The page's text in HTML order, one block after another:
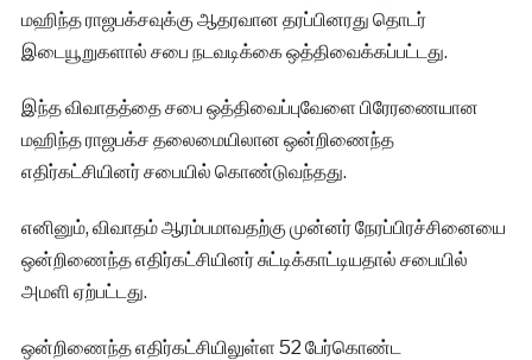
மஹிந்த ராஜபக்சவுக்கு ஆதரவான தரப்பினரது தொடர்
இடையூறுகளால் சபை நடவடிக்கை ஒத்திவைக்கப்பட்டது.
இந்த விவாதத்தை சபை ஒத்திவைப்புவேளை பிரேரணையான
மஹிந்த ராஜபக்ச தலைமையிலான ஒன்றிணைந்த
எதிர்கட்சியினர் சபையில் கொண்டுவந்தது.
எனினும், விவாதம் ஆரம்பமாவதற்கு முன்னர் நேரப்பிரச்சினையை
ஒன்றிணைந்த எதிர்கட்சியினர் சுட்டிக்காட்டியதால் சபையில்
அமளி ஏற்பட்டது.
ஒன்றிணைந்த எதிர்கட்சியிலுள்ள 52 பேர்கொண்ட